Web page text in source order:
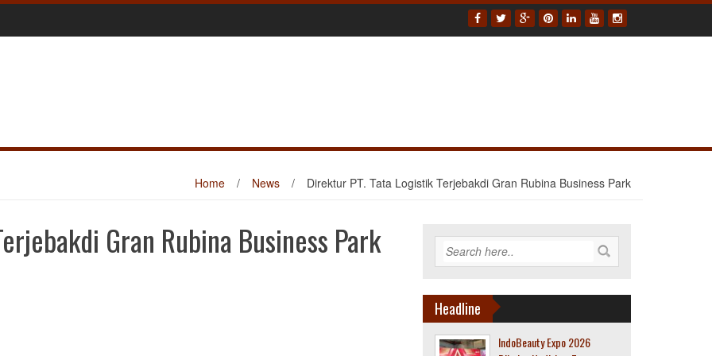
Home / News / Direktur PT. Tata Logistik Terjebakdi Gran Rubina Business Park
Gran Rubina Business Park
Headline
IndoBeauty Expo 2026